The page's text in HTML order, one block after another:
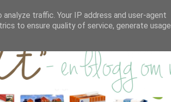
traffic. Your IP address and user-agent
to ensure quality of service, generate usage